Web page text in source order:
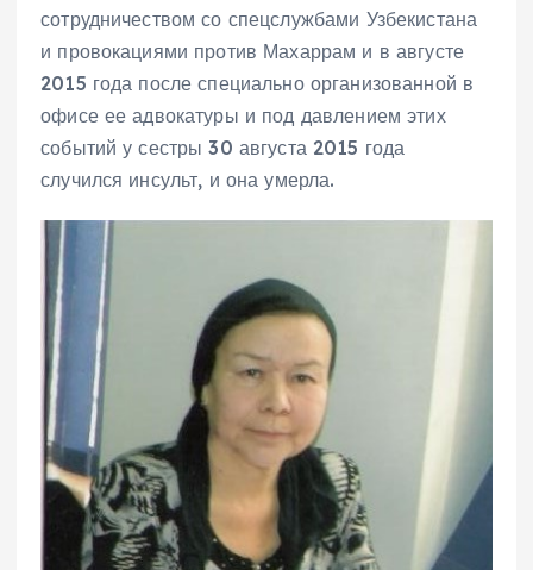
сотрудничеством со спецслужбами Узбекистана
и провокациями против Махаррам и в августе
2015 года после специально организованной в
офисе ее адвокатуры и под давлением этих
событий у сестры 30 августа 2015 года
случился инсульт, и она умерла.